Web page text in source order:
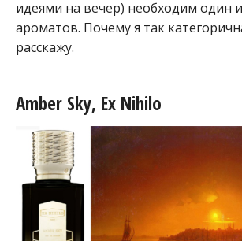
идеями на вечер) необходим один
ароматов. Почему я так
расскажу.
Amber Sky, Ex Nihilo